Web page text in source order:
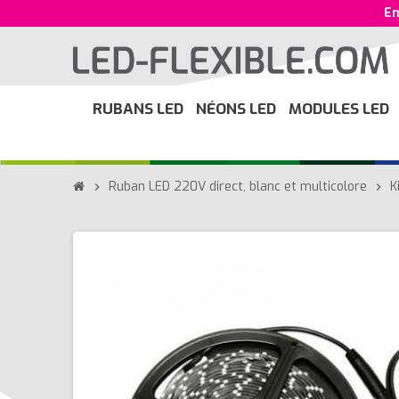
RUBANS LED NÉONS LED MODULES LED
chevron_right Ruban LED 220V direct, blanc et multicolore chevron_right